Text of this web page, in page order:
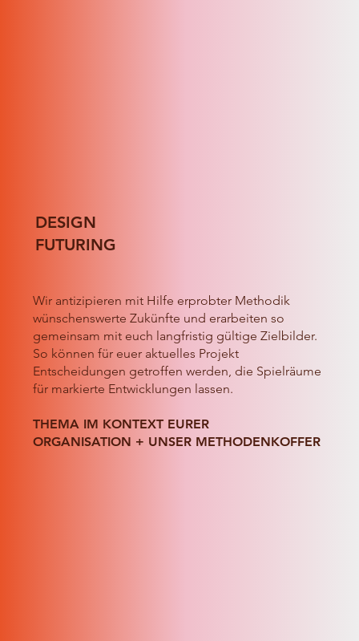
DESIGN
FUTURING
Wir antizipieren mit Hilfe erprobter Methodik
wünschenswerte Zukünfte und erarbeiten so
gemeinsam mit euch langfristig gültige Zielbilder.
So können für euer aktuelles Projekt
Entscheidungen getroffen werden, die Spielräume
für markierte Entwicklungen lassen.
THEMA IM KONTEXT EURER
ORGANISATION + UNSER METHODENKOFFER